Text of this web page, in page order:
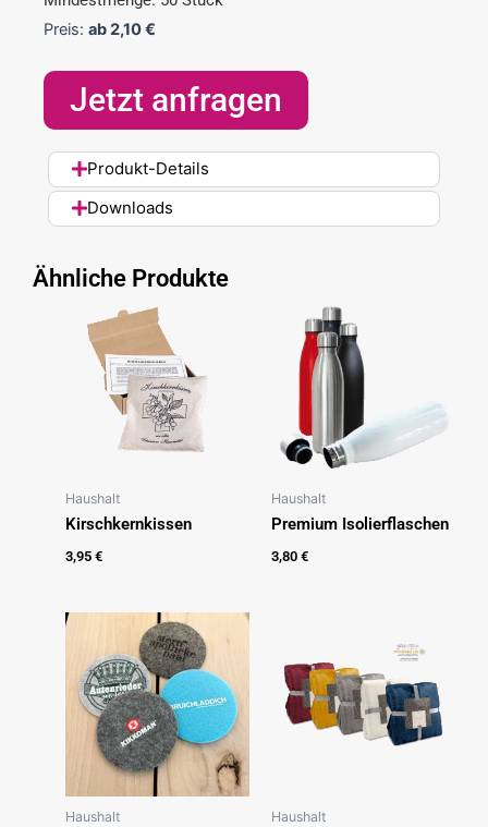
Preis: ab2,10€
Jetzt anfragen
Produkt-Details
Downloads
Ähnliche Produkte
Haushalt
Kirschkernkissen
3,95 €
Haushalt
Premium Isolierflaschen
3,80 €
Haushalt Haushalt